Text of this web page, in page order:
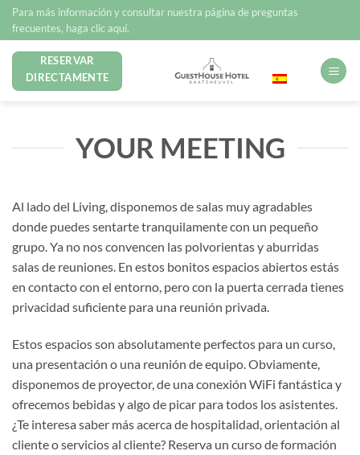
Saltar
contenido
Para más información y consultar nuestra página de preguntas
frecuentes, haga clic aquí.
RESERVAR
DIRECTAMENTE
YOUR MEETING
Al lado del Living, disponemos de salas muy agradables
donde puedes sentarte tranquilamente con un pequeño
grupo. Ya no nos convencen las polvorientas y aburridas
salas de reuniones. En estos bonitos espacios abiertos estás
en contacto con el entorno, pero con la puerta cerrada tienes
privacidad suficiente para una reunión privada.
Estos espacios son absolutamente perfectos para un curso,
una presentación o una reunión de equipo. Obviamente,
disponemos de proyector, de una conexión WiFi fantástica y
ofrecemos bebidas y algo de picar para todos los asistentes.
¿Te interesa saber más acerca de hospitalidad, orientación al
cliente o servicios al cliente? Reserva un curso de formación